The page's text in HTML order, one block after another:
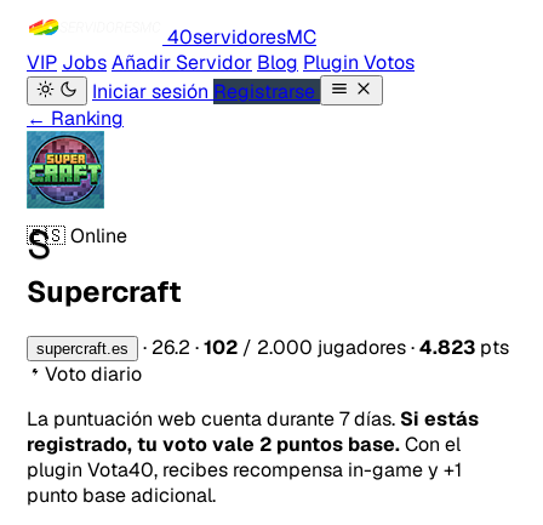
40servidoresMC
VIP JobsAñadir Servidor Blog Plugin Votos
Iniciar sesión Registrarse
← Ranking
S
🇪🇸Online
Supercraft
supercraft.es · 26.2 ·102 / 2.000 jugadores·4.823 pts
Voto diario
La puntuación web cuenta durante 7 días. Si estás
registrado, tu voto vale 2 puntos base.Con el
plugin Vota40, recibes recompensa in-game y +1
punto base adicional.